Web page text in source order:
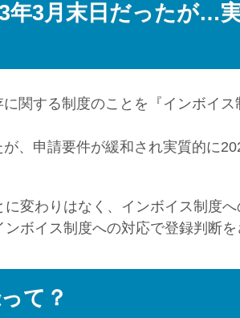
年3月末日だったが…
関する制度のことを『インボイス
、申請要件が緩和され実質的に
変わりはなく、インボイス制度へ
ボイス制度への対応で登録判断を
て？